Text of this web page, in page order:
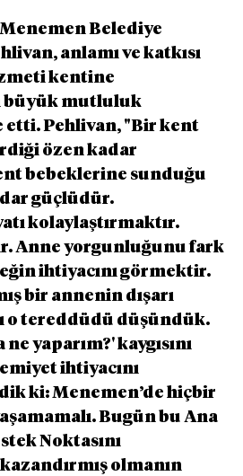
Belediye
anlamı ve katkısı
kentine
büyük mutluluk
etti. Pehlivan, "Bir kent
özen kadar
bebeklerine sunduğu
güçlüdür.
kolaylaştırmaktır.
Anne yorgunluğunu fark
ihtiyacını görmektir.
bir annenin dışarı
o tereddüdü düşündük.
yaparım?' kaygısını
ihtiyacını
ki: Menemen’de hiçbir
Bugün bu Ana
Noktasını
olmanın